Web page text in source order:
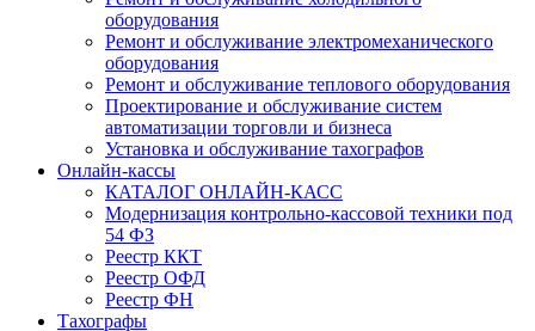
оборудования
Ремонт и обслуживание электромеханического
оборудования
Ремонт и обслуживание теплового оборудования
Проектирование и обслуживание систем
автоматизации торговли и бизнеса
Установка и обслуживание тахографов
Онлайн-кассы
КАТАЛОГ ОНЛАЙН-КАСС
Модернизация контрольно-кассовой техники под
54 ФЗ
Реестр ККТ
Реестр ОФД
Реестр ФН
Тахографы